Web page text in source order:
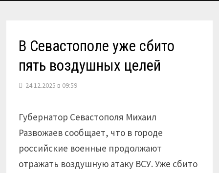
В Севастополе уже сбито
пять воздушных целей
24.12.2025 в 09:59
Губернатор Севастополя Михаил
Развожаев сообщает, что в городе
российские военные продолжают
отражать воздушную атаку ВСУ. Уже сбито